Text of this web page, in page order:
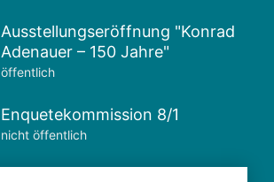
Ausstellungseröffnung "Konrad
Adenauer – 150 Jahre"
öffentlich
Enquetekommission 8/1
nicht öffentlich